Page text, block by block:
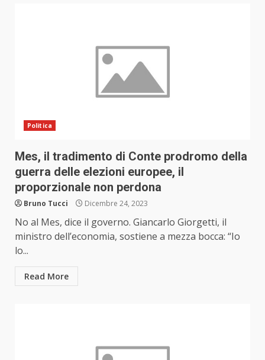
Politica
Mes, il tradimento di Conte prodromo della
guerra delle elezioni europee, il
proporzionale non perdona
Bruno Tucci Dicembre 24, 2023
No al Mes, dice il governo. Giancarlo Giorgetti, il
ministro dell’economia, sostiene a mezza bocca: “Io
lo...
Read More